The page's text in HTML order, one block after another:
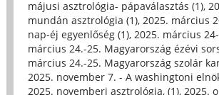
májusi asztrológia- pápaválasztás (1),
mundán asztrológia (1), 2025. március
nap-éj egyenlőség (1), 2025. március
március 24.-25. Magyarország ézévi
március 24.-25. Magyarország szolár
2025. november 7. - A washingtoni
2025. novemberi asztrológia, (1), 2025.